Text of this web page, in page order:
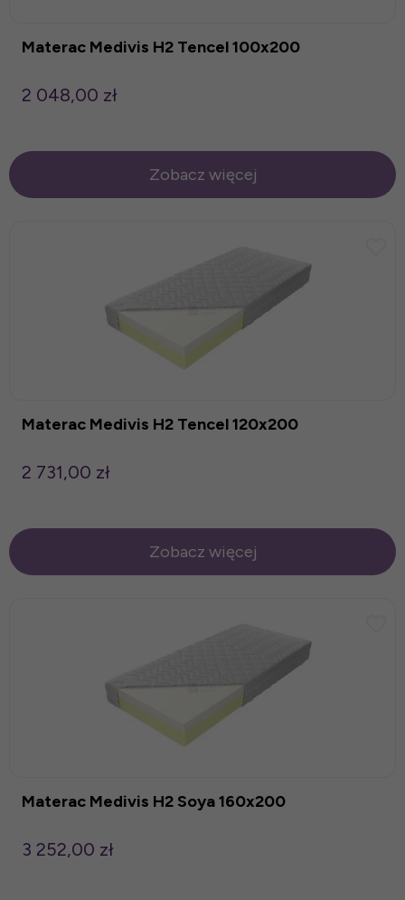
Materac Medivis H2 Tencel 100x200
2 048,00 zł
Zobacz więcej
Materac Medivis H2 Tencel 120x200
2 731,00 zł
Zobacz więcej
Materac Medivis H2 Soya 160x200
3 252,00 zł